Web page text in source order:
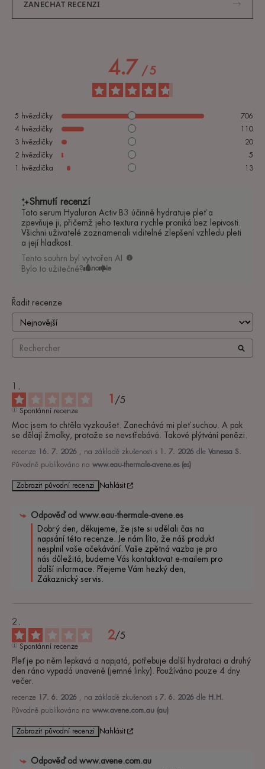
ZANECHAT RECENZI
4.7 / 5
5 hvězdičky
706
4 hvězdičky
110
3 hvězdičky
20
2 hvězdičky
5
hvězdička 13
Shrnutí recenzí
Toto serum Hyaluron Activ B3 účinně hydratuje pleť a
zpevňuje ji, přičemž jeho textura rychle proniká bez lepivosti.
Všichni uživatelé zaznamenali viditelné zlepšení vzhledu pleti
a její hladkost.
Tento souhrn byl vytvořen AI
Bylo to užitečné?
Ano Ne
Řadit recenze
1 /5
Spontánní recenze
Moc jsem to chtěla vyzkoušet. Zanechává mi pleť suchou. A pak
se dělají žmolky, protože se nevstřebává. Takové plýtvání penězi.
recenze 16. 7. 2026 , na základě zkušenosti s 1. 7. 2026 dle Vanessa S.
Původně publikováno na www.eau-thermale-avene.es (es)
Zobrazit původní recenzi Nahlásit
Odpověď od www.eau-thermale-avene.es
Dobrý den, děkujeme, že jste si udělali čas na
napsání této recenze. Je nám líto, že náš produkt
nesplnil vaše očekávání. Vaše zpětná vazba je pro
nás důležitá, budeme Vás kontaktovat e-mailem pro
další informace. Přejeme Vám hezký den,
Zákaznický servis.
2/5
Spontánní recenze
Pleť je po něm lepkavá a napjatá, potřebuje další hydrataci a druhý
den ráno vypadá unaveně (jemné linky). Používáno pouze 4 dny
večer.
recenze 17. 6. 2026 , na základě zkušenosti s 7. 6. 2026 dle H.H.
Původně publikováno na www.avene.com.au (au)
Zobrazit původní recenzi Nahlásit
Odpověď od www.avene.com.au